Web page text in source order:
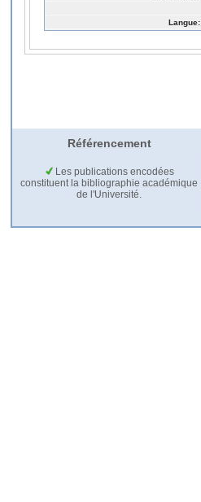
Langue:
Référencement
Les publications encodées
constituent la bibliographie académique
de l'Université.